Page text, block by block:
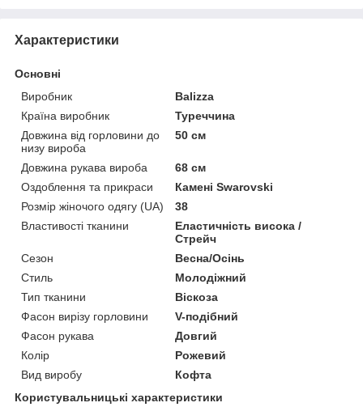
Характеристики
Основні
Виробник
Balizza
Країна виробник
Туреччина
Довжина від горловини до
низу вироба
50 см
Довжина рукава вироба
68 см
Оздоблення та прикраси
Камені Swarovski
Розмір жіночого одягу (UA)
38
Властивості тканини
Еластичність висока /
Стрейч
Сезон
Весна/Осінь
Стиль
Молодіжний
Тип тканини
Віскоза
Фасон вирізу горловини
V-подібний
Фасон рукава
Довгий
Колір
Рожевий
Вид виробу
Кофта
Користувальницькі характеристики